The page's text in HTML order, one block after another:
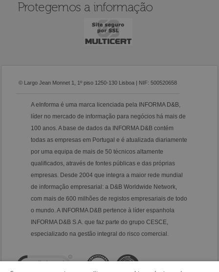
Protegemos a informação
© Largo Jean Monnet 1, 1º piso 1250-130 Lisboa | NIF: 500520658
A eInforma é uma marca licenciada pela INFORMA D&B,
líder no mercado de informação para negócios há mais de
100 anos. A base de dados da INFORMA D&B contém
todas as empresas em Portugal e é atualizada diariamente
por uma equipa de mais de 50 técnicos altamente
qualificados, através de fontes públicas e das próprias
empresas. Desde 2004 que integra a maior rede mundial
de informação empresarial: a D&B Worldwide Network,
com mais de 600 milhões de registos empresariais de todo
o mundo. A INFORMA D&B pertence à líder espanhola
INFORMA D&B S.A. que faz parte do grupo CESCE,
especializado na gestão integral do risco comercial.